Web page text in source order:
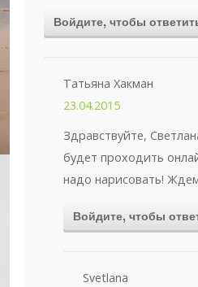
Войдите, чтобы
Татьяна Хакман
23.04.2015
Здравствуйте,
будет проходить
надо нарисовать!
Войдите, чтобы
Svetlana